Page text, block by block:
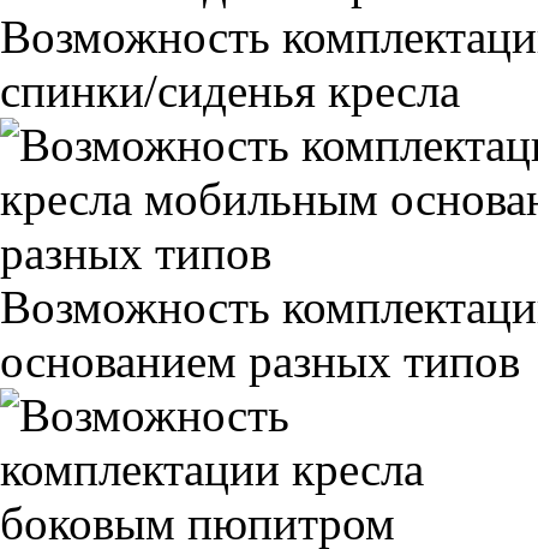
Возможность
спинки/сиденья кресла
Возможность
основанием разных типов